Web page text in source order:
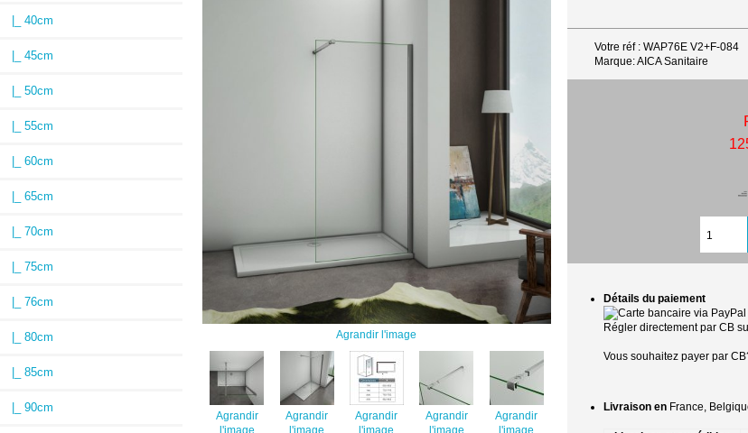
|_ 40cm
|_ 45cm
|_ 50cm
|_ 55cm
|_ 60cm
|_ 65cm
|_ 70cm
|_ 75cm
|_ 76cm
|_ 80cm
|_ 85cm
|_ 90cm
Agrandir l'image
Agrandir
l'image
Agrandir
l'image
Agrandir
l'image
Agrandir
l'image
Agrandir
l'image
Votre réf : WAP76E V2+F-084
Marque: AICA Sanitaire
Détails du paiement
Régler directement par CB
Vous souhaitez payer par
Livraison en France,